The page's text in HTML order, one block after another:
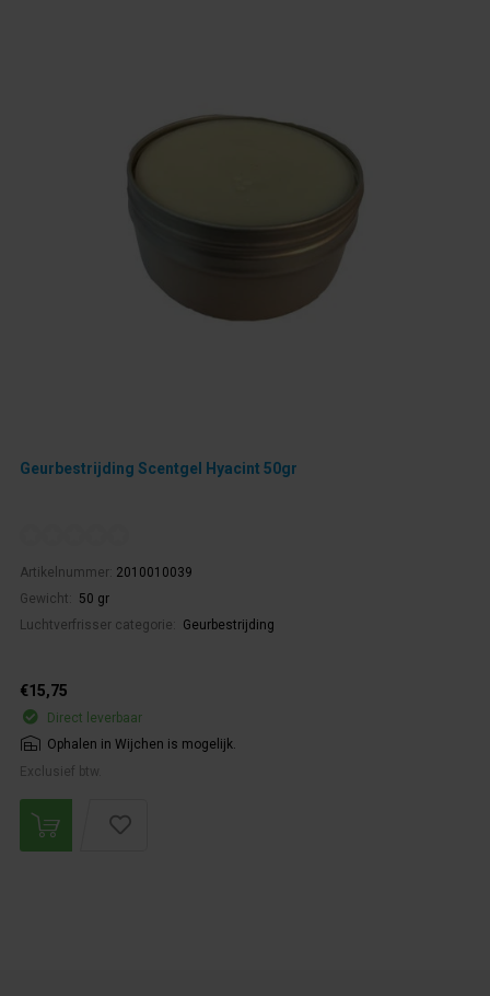
Geurbestrijding Scentgel Hyacint 50gr
Artikelnummer: 2010010039
Gewicht:
50 gr
Luchtverfrisser categorie:
Geurbestrijding
€15,75
Direct leverbaar
Ophalen in Wijchen is mogelijk.
Exclusief btw.